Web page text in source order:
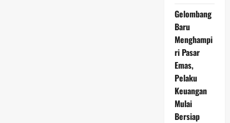
Gelombang
Baru
Menghampi
ri Pasar
Emas,
Pelaku
Keuangan
Mulai
Bersiap